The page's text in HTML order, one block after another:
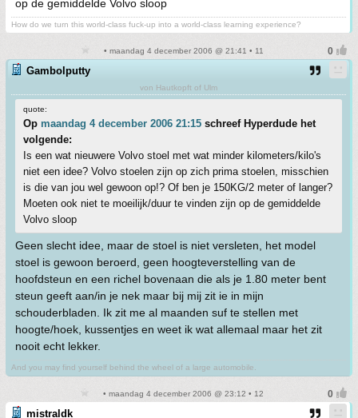
op de gemiddelde Volvo sloop
How do we turn this world-class fuck-up into a world-class learning experience?
• maandag 4 december 2006 @ 21:41 • 11
Gambolputty
von Hautkopft of Ulm
quote:
Op maandag 4 december 2006 21:15 schreef Hyperdude het
volgende:
Is een wat nieuwere Volvo stoel met wat minder kilometers/kilo's
niet een idee? Volvo stoelen zijn op zich prima stoelen, misschien
is die van jou wel gewoon op!? Of ben je 150KG/2 meter of langer?
Moeten ook niet te moeilijk/duur te vinden zijn op de gemiddelde
Volvo sloop
Geen slecht idee, maar de stoel is niet versleten, het model
stoel is gewoon beroerd, geen hoogteverstelling van de
hoofdsteun en een richel bovenaan die als je 1.80 meter bent
steun geeft aan/in je nek maar bij mij zit ie in mijn
schouderbladen. Ik zit me al maanden suf te stellen met
hoogte/hoek, kussentjes en weet ik wat allemaal maar het zit
nooit echt lekker.
And you may find yourself behind the wheel of a large automobile.
• maandag 4 december 2006 @ 23:12 • 12
mistraldk